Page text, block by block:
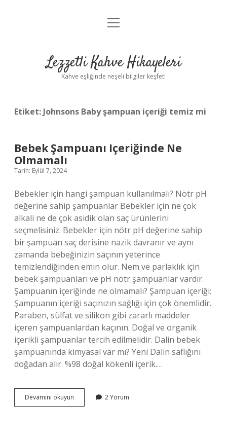
Anasayfa
Yasal Uyarı
menüyü
Lezzetli Kahve Hikayeleri
Kahve eşliğinde neşeli bilgiler keşfet!
Etiket: Johnsons Baby şampuan içeriği temiz mi
Bebek Şampuanı Içeriğinde Ne
Olmamalı
Tarih: Eylül 7, 2024
Bebekler için hangi şampuan kullanılmalı? Nötr pH
değerine sahip şampuanlar Bebekler için ne çok
alkali ne de çok asidik olan saç ürünlerini
seçmelisiniz. Bebekler için nötr pH değerine sahip
bir şampuan saç derisine nazik davranır ve aynı
zamanda bebeğinizin saçının yeterince
temizlendiğinden emin olur. Nem ve parlaklık için
bebek şampuanları ve pH nötr şampuanlar vardır.
Şampuanın içeriğinde ne olmamalı? Şampuan içeriği:
Şampuanın içeriği saçınızın sağlığı için çok önemlidir.
Paraben, sülfat ve silikon gibi zararlı maddeler
içeren şampuanlardan kaçının. Doğal ve organik
içerikli şampuanlar tercih edilmelidir. Dalin bebek
şampuanında kimyasal var mı? Yeni Dalin saflığını
doğadan alır. %98 doğal kökenli içerik.…
Devamını okuyun
Şampuanı
2 Yorum